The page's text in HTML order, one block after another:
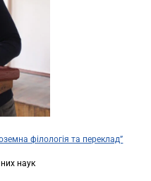
філологія та переклад”
наук